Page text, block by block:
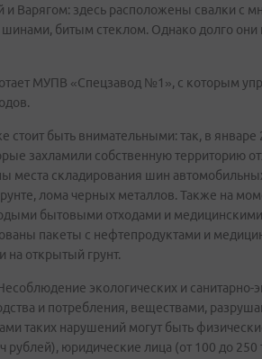
Варягом: здесь расположены свалки с
битым стеклом. Однако долго они
МУПВ «Спецзавод №1», с которым
стоит быть внимательными: так, в январе
захламили собственную территорию
места складирования шин
лома черных металлов. Также на
бытовыми отходами и медицинскими
пакеты с нефтепродуктами и
на открытый грунт.
экологических и санитарно-
и потребления, веществами,
таких нарушений могут быть
рублей), юридические лица (от 100 до